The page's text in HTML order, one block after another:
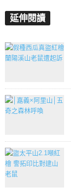
延伸閱讀